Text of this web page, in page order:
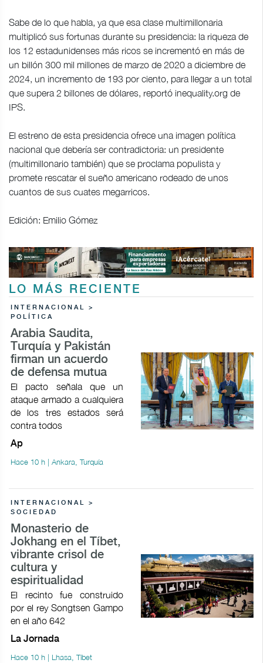
Sabe de lo que habla, ya que esa clase multimillonaria
multiplicó sus fortunas durante su presidencia: la riqueza de
los 12 estadunidenses más ricos se incrementó en más de
un billón 300 mil millones de marzo de 2020 a diciembre de
2024, un incremento de 193 por ciento, para llegar a un total
que supera 2 billones de dólares, reportó inequality.org de
IPS.
El estreno de esta presidencia ofrece una imagen política
nacional que debería ser contradictoria: un presidente
(multimillonario también) que se proclama populista y
promete rescatar el sueño americano rodeado de unos
cuantos de sus cuates megarricos.
Edición: Emilio Gómez
LO MÁS RECIENTE
INTERNACIONAL >
POLÍTICA
Arabia Saudita,
Turquía y Pakistán
firman un acuerdo
de defensa mutua
El pacto señala que un
ataque armado a cualquiera
de los tres estados será
contra todos
Ap
Hace 10 h | Ankara, Turquía
INTERNACIONAL >
SOCIEDAD
Monasterio de
Jokhang en el Tíbet,
vibrante crisol de
cultura y
espiritualidad
El recinto fue construido
por el rey Songtsen Gampo
en el año 642
La Jornada
Hace 10 h | Lhasa, Tíbet